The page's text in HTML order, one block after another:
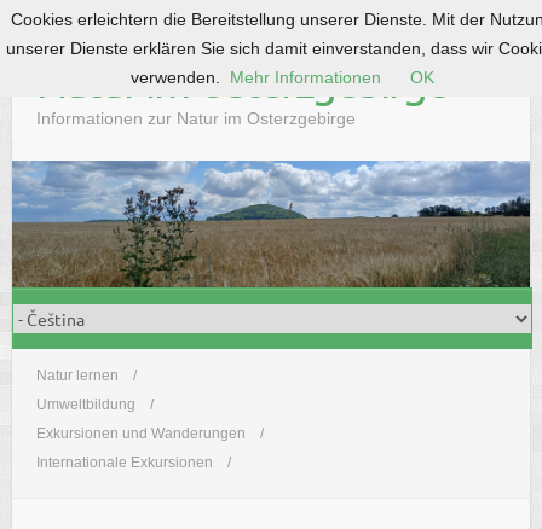
S
k
o
c
o
n
t
Natur im Osterzgebirge
Informationen zur Natur im Osterzgebirge
Natur lernen
Umweltbildung
Exkursionen und Wanderungen
Internationale Exkursionen
Cookies erleichtern die Bereitstellung unserer Dienste. Mit der
unserer Dienste erklären Sie sich damit einverstanden, dass wir
verwenden.
Mehr Informationen OK